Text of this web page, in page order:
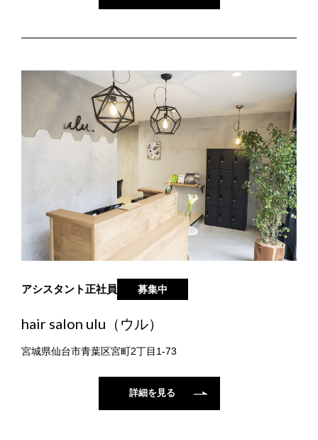
アシスタント正社員 募集中
hair salon ulu（ウル）
宮城県仙台市青葉区宮町2丁目1-73
詳細を見る